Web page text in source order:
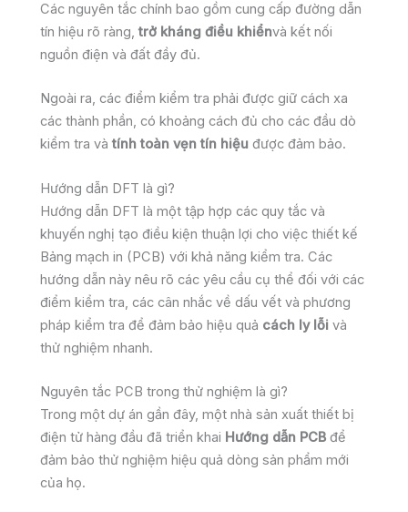
Các nguyên tắc chính bao gồm cung cấp đường dẫn
tín hiệu rõ ràng, trở kháng điều khiểnvà kết nối
nguồn điện và đất đầy đủ.
Ngoài ra, các điểm kiểm tra phải được giữ cách xa
các thành phần, có khoảng cách đủ cho các đầu dò
kiểm tra và tính toàn vẹn tín hiệu được đảm bảo.
Hướng dẫn DFT là gì?
Hướng dẫn DFT là một tập hợp các quy tắc và
khuyến nghị tạo điều kiện thuận lợi cho việc thiết kế
Bảng mạch in (PCB) với khả năng kiểm tra. Các
hướng dẫn này nêu rõ các yêu cầu cụ thể đối với các
điểm kiểm tra, các cân nhắc về dấu vết và phương
pháp kiểm tra để đảm bảo hiệu quả cách ly lỗi và
thử nghiệm nhanh.
Nguyên tắc PCB trong thử nghiệm là gì?
Trong một dự án gần đây, một nhà sản xuất thiết bị
điện tử hàng đầu đã triển khai Hướng dẫn PCB để
đảm bảo thử nghiệm hiệu quả dòng sản phẩm mới
của họ.